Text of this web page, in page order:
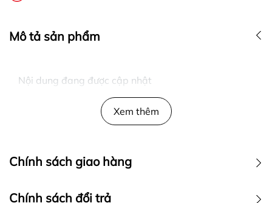
Mô tả sản phẩm
Nội dung đang được cập nhật
Xem thêm
Chính sách giao hàng
Chính sách đổi trả